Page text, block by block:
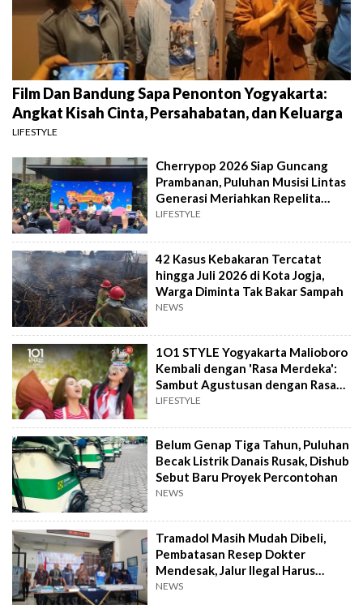
Film Dan Bandung Sapa Penonton Yogyakarta:
Angkat Kisah Cinta, Persahabatan, dan Keluarga
LIFESTYLE
Cherrypop 2026 Siap Guncang
Prambanan, Puluhan Musisi Lintas
Generasi Meriahkan Repelita
Musik
LIFESTYLE
42 Kasus Kebakaran Tercatat
hingga Juli 2026 di Kota Jogja,
Warga Diminta Tak Bakar Sampah
NEWS
1O1 STYLE Yogyakarta Malioboro
Kembali dengan 'Rasa Merdeka':
Sambut Agustusan dengan Rasa
dan Tawa
LIFESTYLE
Belum Genap Tiga Tahun, Puluhan
Becak Listrik Danais Rusak, Dishub
Sebut Baru Proyek Percontohan
NEWS
Tramadol Masih Mudah Dibeli,
Pembatasan Resep Dokter
Mendesak, Jalur Ilegal Harus
Distop
NEWS